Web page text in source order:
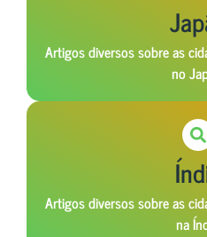
Artigos diversos sobre as
no
Artigos diversos sobre as
na